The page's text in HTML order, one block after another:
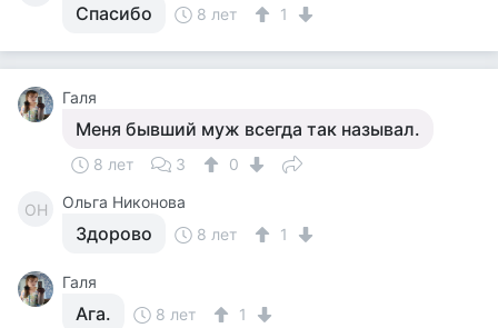
Спасибо 8 лет 1
Галя
Меня бывший муж всегда так называл.
8 лет 3 0
ОН Ольга Никонова
Здорово 8 лет 1
Галя
Ага. 8 лет 1